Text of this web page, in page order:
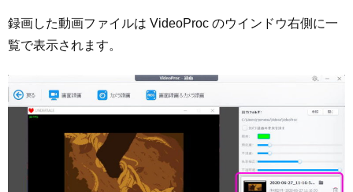
録画した動画ファイルは VideoProc のウインドウ右側に一
覧で表示されます。